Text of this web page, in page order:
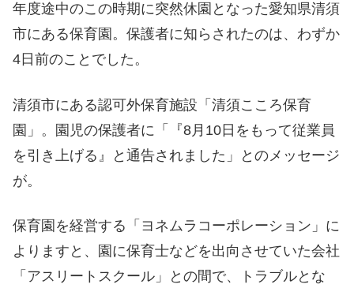
年度途中のこの時期に突然休園となった愛知県清須
市にある保育園。保護者に知らされたのは、わずか
4日前のことでした。
清須市にある認可外保育施設「清須こころ保育
園」。園児の保護者に「『8月10日をもって従業員
を引き上げる』と通告されました」とのメッセージ
が。
保育園を経営する「ヨネムラコーポレーション」に
よりますと、園に保育士などを出向させていた会社
「アスリートスクール」との間で、トラブルとな